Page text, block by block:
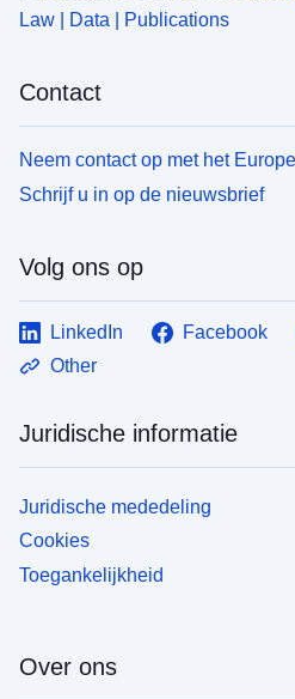
Law | Data | Publications
Contact
Neem contact op met het
Schrijf u in op de nieuwsbrief
Volg ons op
LinkedIn Facebook
Other
Juridische informatie
Juridische mededeling
Cookies
Toegankelijkheid
Over ons